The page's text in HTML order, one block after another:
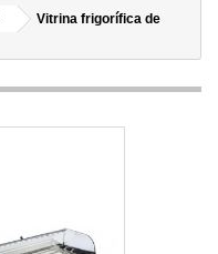
Vitrina frigorífica de